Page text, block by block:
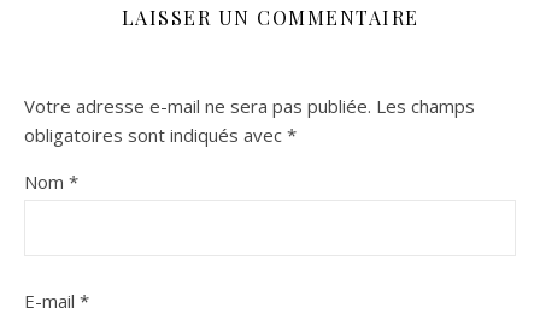
LAISSER UN COMMENTAIRE
Votre adresse e-mail ne sera pas publiée. Les champs
obligatoires sont indiqués avec *
Nom *
E-mail *